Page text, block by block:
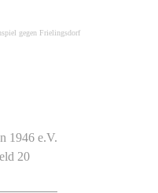
gegen Frielingsdorf
1946 e.V.
20